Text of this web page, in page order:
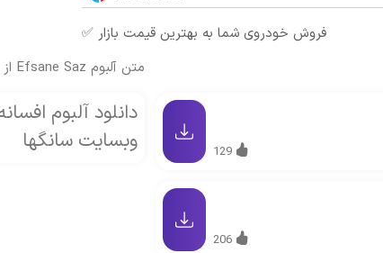
فروش خودروی شما به بهترین قیمت بازار ✅
متن آلبوم Efsane Saz از HM Music Production
وبسایت سانگها
129
206